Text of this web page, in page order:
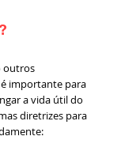
outros
importante para
a vida útil do
diretrizes para